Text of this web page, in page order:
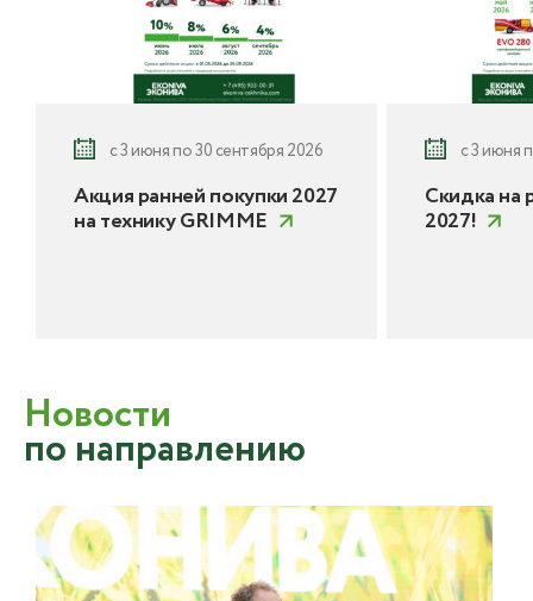
с 3 июня по 30 сентября 2026
Акция ранней покупки 2027
на технику GRIMME
с 3 июня
Скидка на
2027!
Новости
по направлению